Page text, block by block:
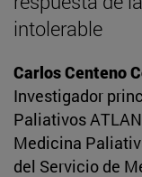
intolerable
Carlos Centeno
Investigador
Paliativos
Medicina
del Servicio de